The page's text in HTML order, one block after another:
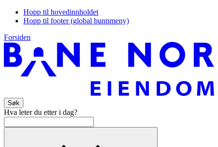
Hopp til hovedinnholdet
Hopp til footer (global bunnmeny)
Forsiden
Søk
Hva leter du etter i dag?